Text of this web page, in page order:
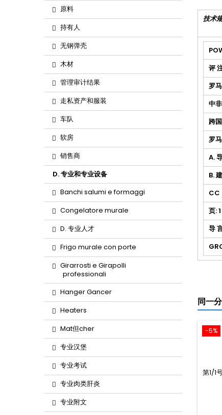
原料
持有人
无钢弹壳
木材
管理审计结果
走私资产和服装
车队
软房
销售商
D. 专业和专业设备
Banchi salumi e formaggi
Congelatore murale
D. 专业人才
Frigo murale con porte
Girarrosti e Girapolli
professionali
Hanger Gancer
Heaters
Mat但cher
专业汉堡
专业考试
专业肉类肝炎
专业附文
技术
评
罗
中
跨
罗
A.
B.
页:
导
同一
-5%
第1/1